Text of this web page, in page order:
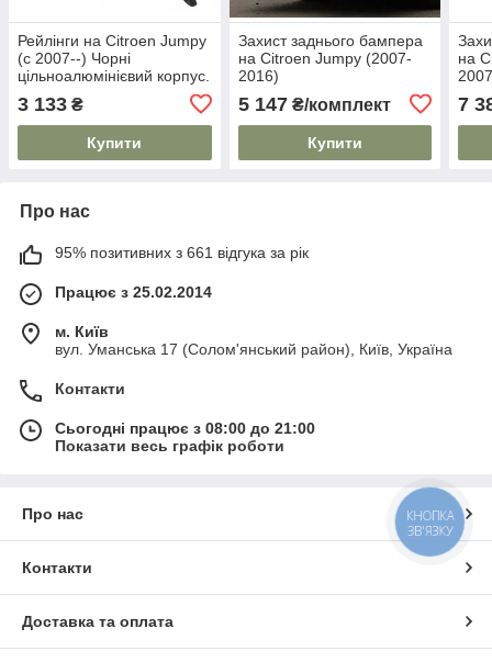
Рейлінги на Citroen Jumpy
(c 2007--) Чорні
цільноалюмінієвий корпус.
Модель Skyport/
3 133 ₴
Купити
Захист заднього бампера
на Citroen Jumpy (2007-
2016)
5 147₴/комплект
Купити
на
7
Про нас
95% позитивних з 661 відгука за рік
Працює з 25.02.2014
м. Київ
вул. Уманська 17 (Солом'янський район), Київ, Україна
Контакти
Сьогодні працює з 08:00 до 21:00
Показати весь графік роботи
Про нас
Контакти
Доставка та оплата
КНОПКА
ЗВ'ЯЗКУ